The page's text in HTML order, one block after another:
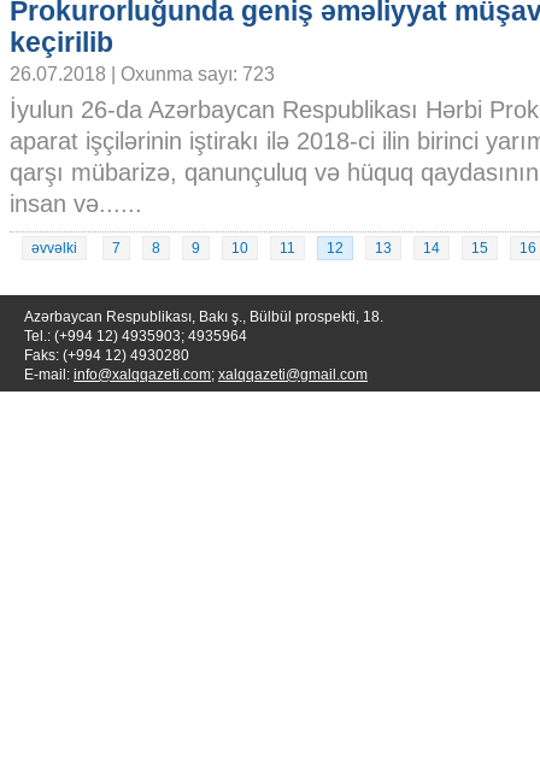
Prokurorluğunda geniş əməliyyat
keçirilib
26.07.2018 | Oxunma sayı: 723
İyulun 26-da Azərbaycan Respublikası Hərbi
aparat işçilərinin iştirakı ilə 2018-ci ilin birinci
qarşı mübarizə, qanunçuluq və hüquq
insan və......
əvvəlki 7 8 9 10 11 12 13 14 15 16
Azərbaycan Respublikası, Bakı ş., Bülbül prospekti, 18.
Tel.: (+994 12) 4935903; 4935964
Faks: (+994 12) 4930280
E-mail: info@xalqqazeti.com; xalqqazeti@gmail.com